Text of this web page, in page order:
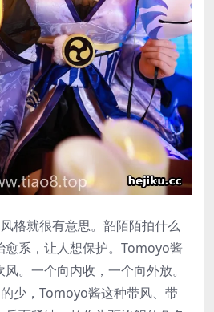
格就很有意思。韶陌陌拍什么
愈系，让人想保护。Tomoyo酱
。一个向内收，一个向外放。
少，Tomoyo酱这种带风、带